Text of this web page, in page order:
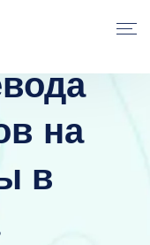
на
в